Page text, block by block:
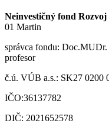
Neinvestičný fond
01 Martin
správca fondu:
profesor
č.ú. VÚB a.s.: SK27 0200
IČO:36137782
DIČ: 2021652578